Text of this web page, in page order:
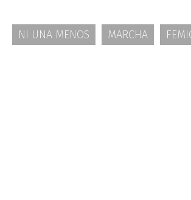
NI UNA MENOS MARCHA